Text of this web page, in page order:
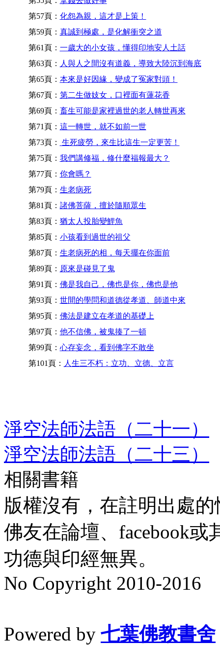
第57頁： 化怨為親，這才是上策！
第59頁： 真誠到極處，是化解衝突之道
第61頁： 一歲大的小女孩，懂得印地安人土話
第63頁： 人與人之間沒有道義，導致大陸沉到海底
第65頁： 本來是好因緣，變成了冤家對頭！
第67頁： 第二生做妓女，口裡面有蓮花香
第69頁： 畜生可能是家裡過世的老人轉世再來
第71頁： 這一轉世，就不如前一世
第73頁：
生死疲勞，來生比這生一定更苦！
第75頁： 我們講修福，修什麼福報最大？
第77頁： 你會嗎？
第79頁： 生老病死
第81頁： 諸佛菩薩，擅於隨順眾生
第83頁： 猶太人投胎變鯉魚
第85頁： 小孩看到過世的祖父
第87頁： 生老病死的相，每天擺在你面前
第89頁： 原來是碰見了鬼
第91頁： 佛是我自己，佛也是你，佛也是他
第93頁： 世間的學問和道德從孝道、師道中來
第95頁： 佛法是建立在孝道的基礎上
第97頁： 他不信佛，被鬼揍了一頓
第99頁： 心存妄念，看到佛字不敢坐
第101頁： 人生三不朽：立功、立德、立言
淨空法師法語（二十一）
淨空法師法語（二十三）
相關書籍
版權沒有，在註明出處
佛友在論壇、facebook
功德與印經無異。
No Copyright 2010-2016
Powered by 七葉佛教書舍